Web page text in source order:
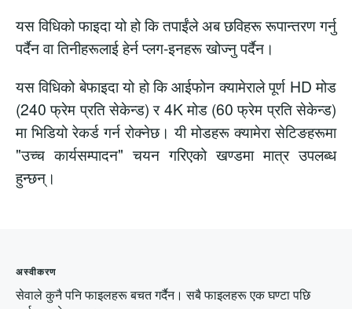
यस विधिको फाइदा यो हो कि तपाईंले अब छविहरू रूपान्तरण गर्नु
पर्दैन वा तिनीहरूलाई हेर्न प्लग-इनहरू खोज्नु पर्दैन।
यस विधिको बेफाइदा यो हो कि आईफोन क्यामेराले पूर्ण HD मोड
(240 फ्रेम प्रति सेकेन्ड) र 4K मोड (60 फ्रेम प्रति सेकेन्ड)
मा भिडियो रेकर्ड गर्न रोक्नेछ। यी मोडहरू क्यामेरा सेटिङहरूमा
"उच्च कार्यसम्पादन" चयन गरिएको खण्डमा मात्र उपलब्ध
हुन्छन्।
अस्वीकरण
सेवाले कुनै पनि फाइलहरू बचत गर्दैन। सबै फाइलहरू एक घण्टा पछि